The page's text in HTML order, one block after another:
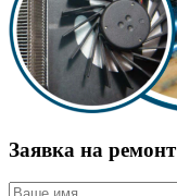
Заявка на ремонт